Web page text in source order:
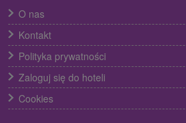
O nas
Kontakt
Polityka prywatności
Zaloguj się do hoteli
Cookies